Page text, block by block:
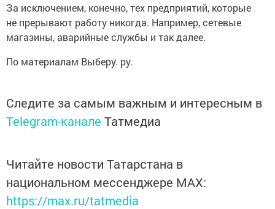
За исключением, конечно, тех предприятий, которые
не прерывают работу никогда. Например, сетевые
магазины, аварийные службы и так далее.
По материалам Выберу. ру.
Следите за самым важным и интересным в
Telegram-канале Татмедиа
Читайте новости Татарстана в
национальном мессенджере MАХ:
https://max.ru/tatmedia